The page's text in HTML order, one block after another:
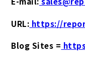
URL: https://
Blog Sites =